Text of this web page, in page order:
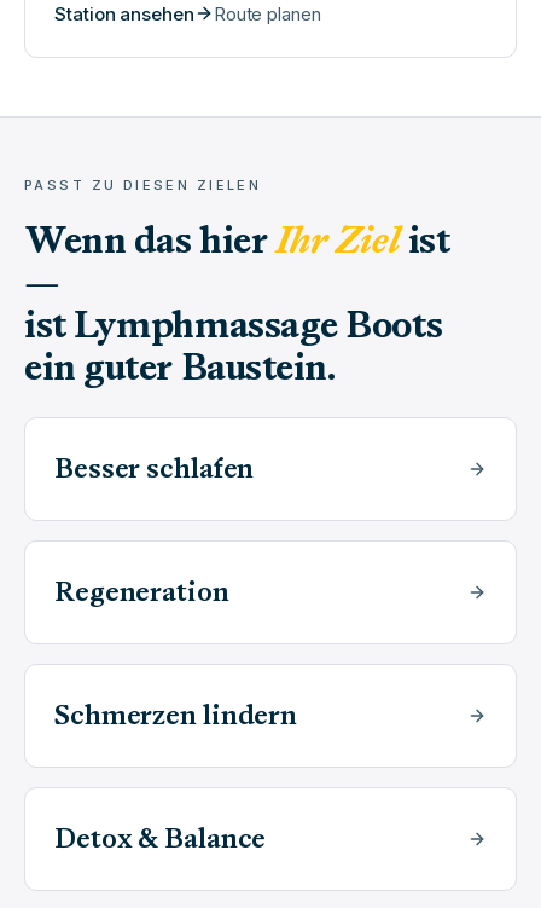
Station ansehen Route planen
PASST ZU DIESEN ZIELEN
Wenn das hierIhr Zielist
—
ist Lymphmassage Boots
ein guter Baustein.
Besser schlafen
Regeneration
Schmerzen lindern
Detox & Balance